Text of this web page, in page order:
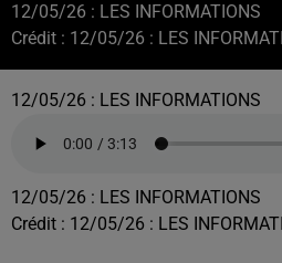
12/05/26 : LES INFORMATIONS
Crédit : 12/05/26 : LES
12/05/26 : LES INFORMATIONS
12/05/26 : LES INFORMATIONS
Crédit : 12/05/26 : LES